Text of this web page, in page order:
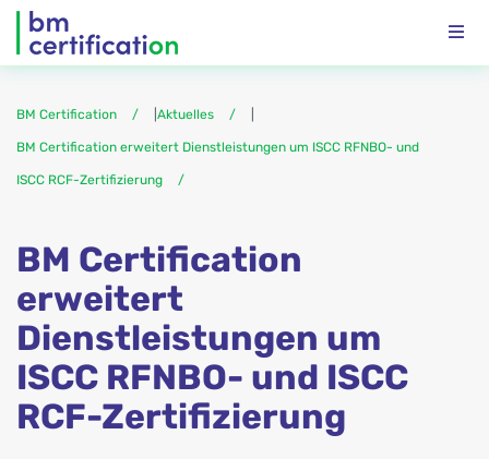
BM Certification Aktuelles
BM Certification erweitert Dienstleistungen um ISCC RFNBO- und
ISCC RCF-Zertifizierung
BM Certification
erweitert
Dienstleistungen um
ISCC RFNBO- und ISCC
RCF-Zertifizierung